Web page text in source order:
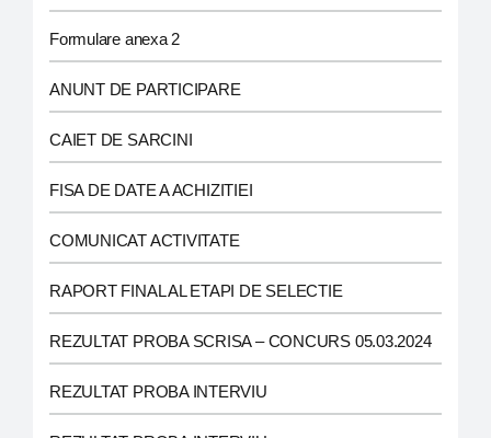
Formulare anexa 2
ANUNT DE PARTICIPARE
CAIET DE SARCINI
FISA DE DATE A ACHIZITIEI
COMUNICAT ACTIVITATE
RAPORT FINAL AL ETAPI DE SELECTIE
REZULTAT PROBA SCRISA – CONCURS 05.03.2024
REZULTAT PROBA INTERVIU